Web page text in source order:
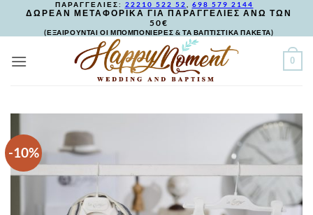
ΠΑΡΑΓΓΕΛΙΕΣ: 22210 522 52 698 579 2144
ΔΩΡΕΑΝ ΜΕΤΑΦΟΡΙΚΑ ΓΙΑ ΠΑΡΑΓΓΕΛΙΕΣ ΑΝΩ ΤΩΝ
50€
(ΕΞΑΙΡΟΥΝΤΑΙ ΟΙ ΜΠΟΜΠΟΝΙΕΡΕΣ & ΤΑ ΒΑΠΤΙΣΤΙΚΑ ΠΑΚΕΤΑ)
0
-10%